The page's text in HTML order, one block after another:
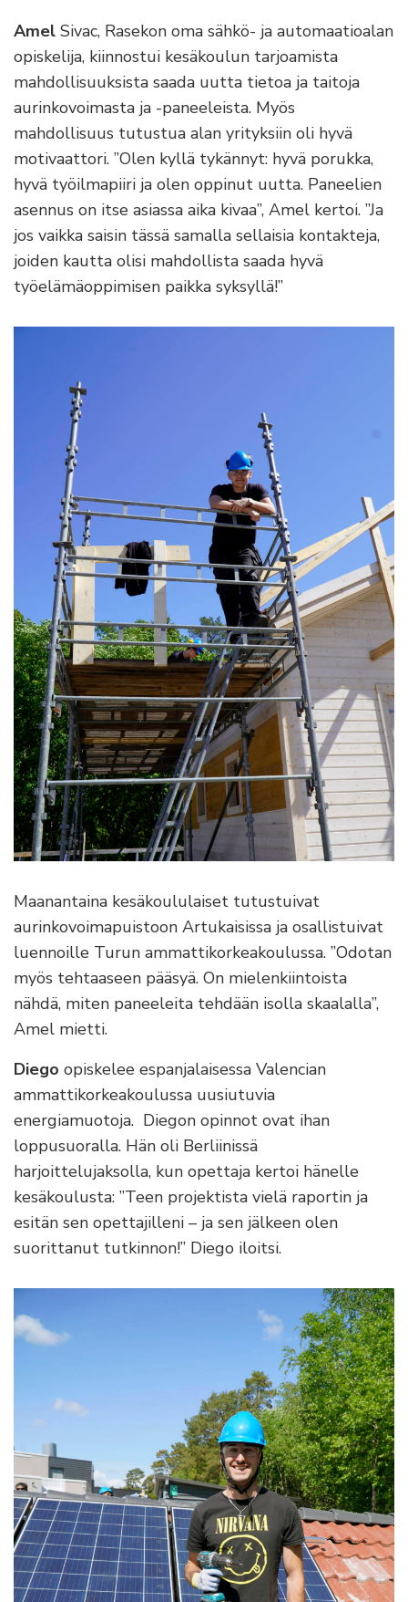
Amel Sivac, Rasekon oma sähkö- ja automaatioalan
opiskelija, kiinnostui kesäkoulun tarjoamista
mahdollisuuksista saada uutta tietoa ja taitoja
aurinkovoimasta ja -paneeleista. Myös
mahdollisuus tutustua alan yrityksiin oli hyvä
motivaattori. ”Olen kyllä tykännyt: hyvä porukka,
hyvä työilmapiiri ja olen oppinut uutta. Paneelien
asennus on itse asiassa aika kivaa”, Amel kertoi. ”Ja
jos vaikka saisin tässä samalla sellaisia kontakteja,
joiden kautta olisi mahdollista saada hyvä
työelämäoppimisen paikka syksyllä!”
Maanantaina kesäkoululaiset tutustuivat
aurinkovoimapuistoon Artukaisissa ja osallistuivat
luennoille Turun ammattikorkeakoulussa. ”Odotan
myös tehtaaseen pääsyä. On mielenkiintoista
nähdä, miten paneeleita tehdään isolla skaalalla”,
Amel mietti.
Diego opiskelee espanjalaisessa Valencian
ammattikorkeakoulussa uusiutuvia
energiamuotoja. Diegon opinnot ovat ihan
loppusuoralla. Hän oli Berliinissä
harjoittelujaksolla, kun opettaja kertoi hänelle
kesäkoulusta: ”Teen projektista vielä raportin ja
esitän sen opettajilleni – ja sen jälkeen olen
suorittanut tutkinnon!” Diego iloitsi.